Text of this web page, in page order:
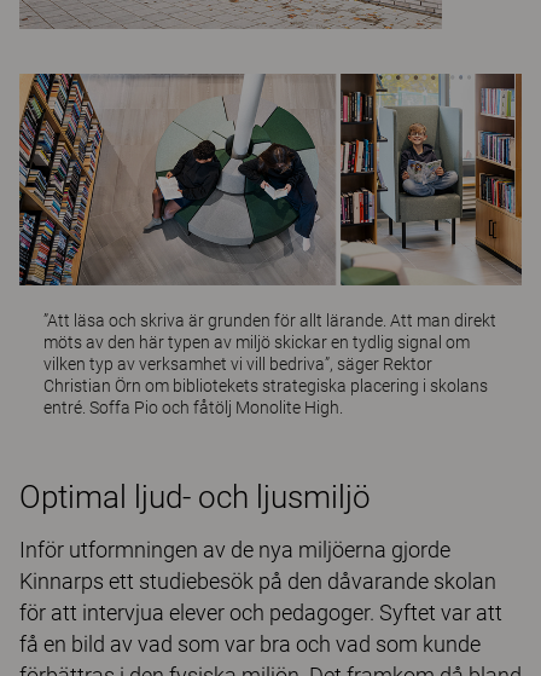
”Att läsa och skriva är grunden för allt lärande. Att man direkt
möts av den här typen av miljö skickar en tydlig signal om
vilken typ av verksamhet vi vill bedriva”, säger Rektor
Christian Örn om bibliotekets strategiska placering i skolans
entré. Soffa Piooch fåtölj Monolite High
Optimal ljud- och ljusmiljö
Inför utformningen av de nya miljöerna gjorde
Kinnarps ett studiebesök på den dåvarande skolan
för att intervjua elever och pedagoger. Syftet var att
få en bild av vad som var bra och vad som kunde